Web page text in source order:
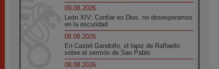
09.08.2026
León XIV: Confiar en Dios, no desesperarnos
en la oscuridad
08.08.2026
En Castel Gandolfo, el tapiz de Raffaello
sobre el sermón de San Pablo
08.08.2026